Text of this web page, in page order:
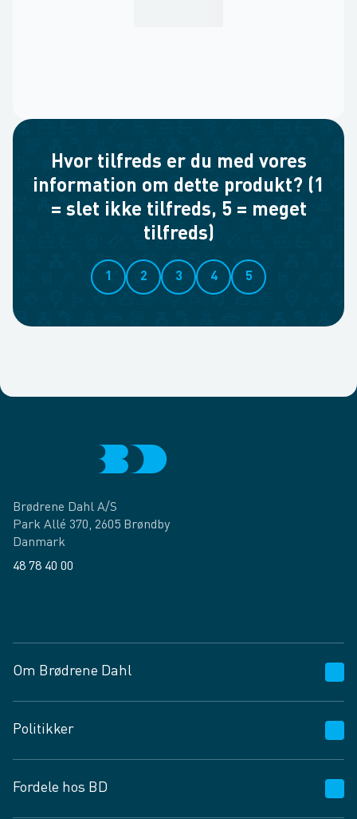
Hvor tilfreds er du med vores
information om dette produkt? (1
= slet ikke tilfreds, 5 = meget
tilfreds)
1 2 3 4 5
Brødrene Dahl A/S
Park Allé 370, 2605 Brøndby
Danmark
48 78 40 00
Om Brødrene Dahl
Vagttelefon 30 10 89 89
Spørgsmål og svar
Job og karriere
Politikker
Privatlivspolitik
Fordele hos BD